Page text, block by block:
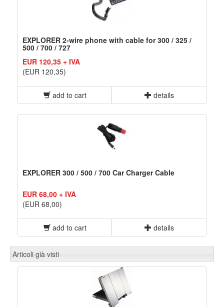
EXPLORER 2-wire phone with cable for 300 / 325 /
500 / 700 / 727
EUR 120,35 + IVA
(EUR 120,35)
add to cart details
EXPLORER 300 / 500 / 700 Car Charger Cable
EUR 68,00 + IVA
(EUR 68,00)
add to cart details
Articoli già visti